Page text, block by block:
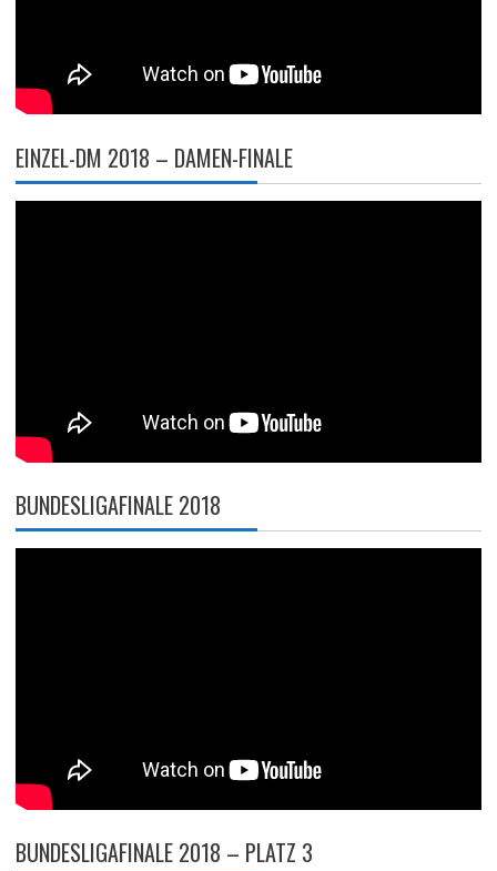
EINZEL-DM 2018 – DAMEN-FINALE
BUNDESLIGAFINALE 2018
BUNDESLIGAFINALE 2018 – PLATZ 3